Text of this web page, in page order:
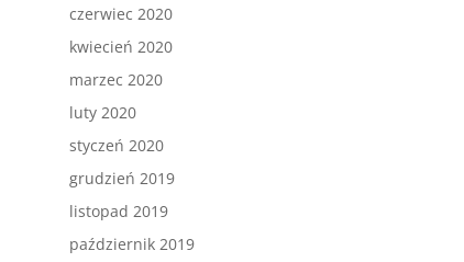
czerwiec 2020
kwiecień 2020
marzec 2020
luty 2020
styczeń 2020
grudzień 2019
listopad 2019
październik 2019